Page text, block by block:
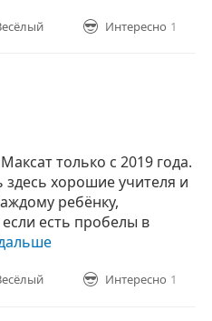
Интересно 1
только с 2019 года.
здесь хорошие учителя и
ребёнку,
есть пробелы в
Интересно 1